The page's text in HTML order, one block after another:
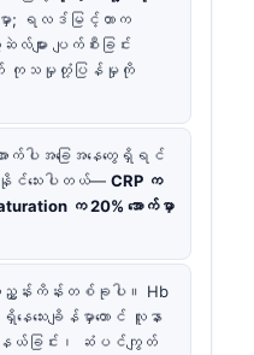
ာ; ရလဒ်မြင့်တာက
လ်များ ပျက်စီးခြင်း
တ် ကုသမှုတုံ့ပြန်မှုကို
ာက်ပါအခြေအနေတွေရှိရင်
င်သေးပါတယ်— CRP က
က 20% အောက်မှာ
ညွှန်းကိန်းတစ်ခုပါ။ Hb
သေးချိန်မှာတောင် လူနာ
းနယ်ခြင်း၊ ဆံပင်ကျွတ်